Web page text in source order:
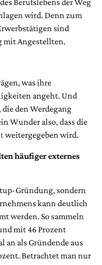
wird. Denn zum
sind
mit Angestellten.
was ihre
angeht. Und
den Werdegang
Wunder also, dass die
weitergegeben wird.
häufiger externes
Gründung, sondern
kann deutlich
werden. So sammeln
mit 46 Prozent
an als Gründende aus
Betrachtet man nur